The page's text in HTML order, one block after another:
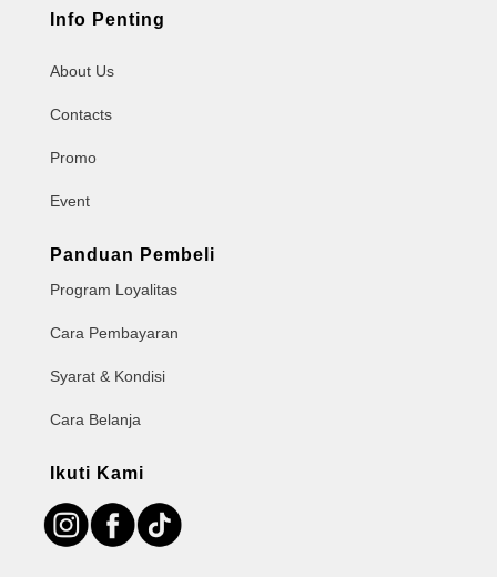
Info Penting
About Us
Contacts
Promo
Event
Panduan Pembeli
Program Loyalitas
Cara Pembayaran
Syarat & Kondisi
Cara Belanja
Ikuti Kami